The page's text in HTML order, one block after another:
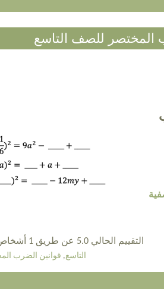
المختصر للصف التاسع
التقييم الحالي 5.0 عن طريق 1 أشخاص
التاسع, قوانين الضرب